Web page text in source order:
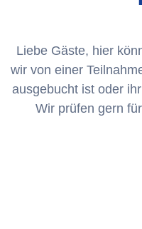
Liebe Gäste, hier
wir von einer
ausgebucht ist oder
Wir prüfen gern